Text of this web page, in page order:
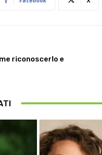
riconoscerlo e